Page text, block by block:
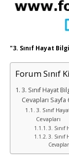
"3. Sınıf Hayat
Forum Sınıf
3. Sınıf Hayat
Cevapları Sayfa
3. Sınıf
Cevapları
3. Sınıf
3. Sınıf